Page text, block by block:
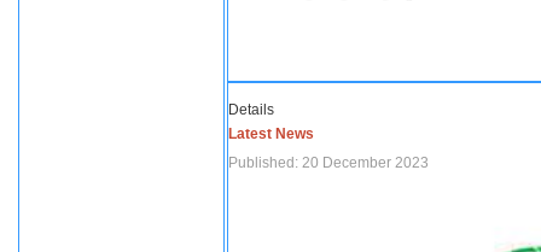
Details
Latest News
Published: 20 December 2023